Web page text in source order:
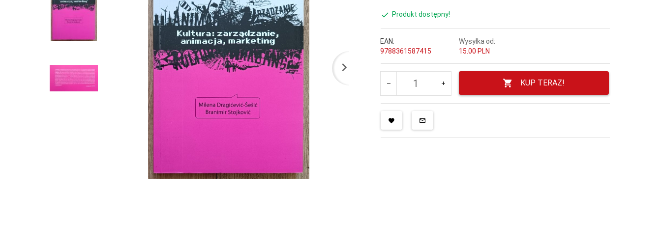
Produkt dostępny!
EAN:
9788361587415
Wysyłka od:
15.00 PLN
KUP TERAZ!